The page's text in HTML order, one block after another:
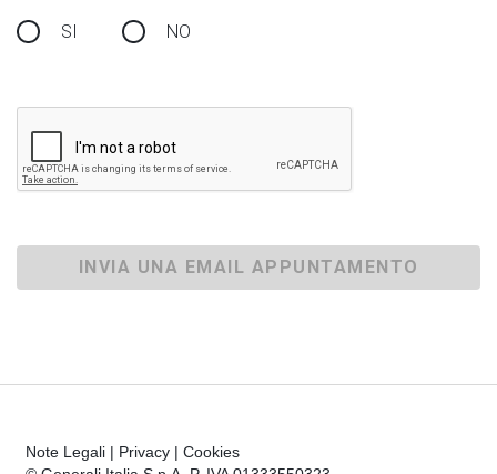
SI NO
INVIA UNA EMAIL APPUNTAMENTO
Note Legali | Privacy | Cookies